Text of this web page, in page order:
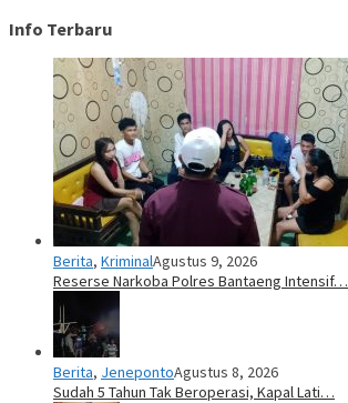
Info Terbaru
Berita, KriminalAgustus 9, 2026
Reserse Narkoba Polres Bantaeng Intensif…
Berita, JenepontoAgustus 8, 2026
Sudah 5 Tahun Tak Beroperasi, Kapal Lati…